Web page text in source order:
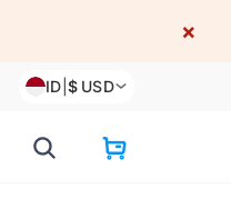
×
ID |$ USD